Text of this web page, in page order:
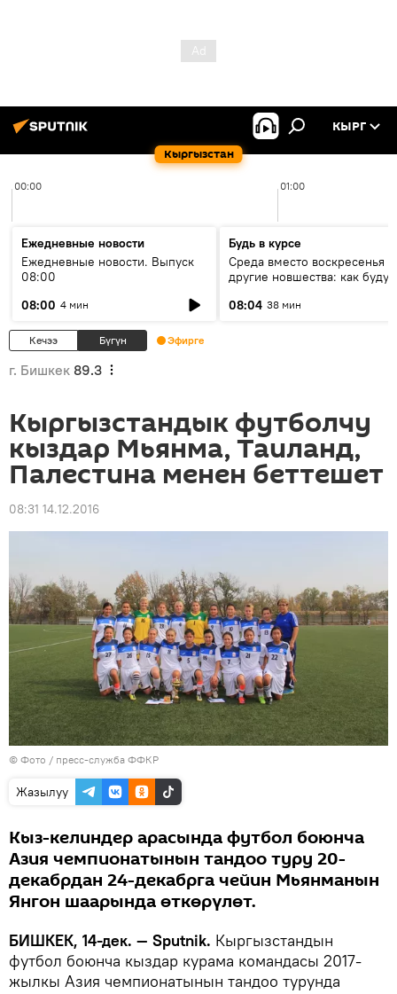
Кыргызстан
КЫРГ
00:00 01:00
Ежедневные новости
Ежедневные новости. Выпуск
08:00
08:00 4 мин
Будь в курсе
Среда вместо воскресенья и
другие новшества: как будут
08:04 38 мин
Кечээ Бүгүн Эфирге
г. Бишкек 89.3
Кыргызстандык футболчу
кыздар Мьянма, Таиланд,
Палестина менен беттешет
08:31 14.12.2016
© Фото / пресс-служба ФФКР
Жазылуу
Кыз-келиндер арасында футбол боюнча
Азия чемпионатынын тандоо туру 20-
декабрдан 24-декабрга чейин Мьянманын
Янгон шаарында өткөрүлөт.
БИШКЕК, 14-дек. — Sputnik. Кыргызстандын
футбол боюнча кыздар курама командасы 2017-
жылкы Азия чемпионатынын тандоо турунда